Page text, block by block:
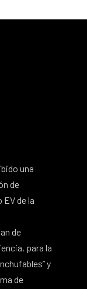
una
de
de la
de
para la
y
de